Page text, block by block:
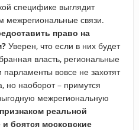
специфике выглядит
связи.
право на
Уверен, что если в них будет
власть, региональные
вовсе не захотят
но наоборот – примутся
межрегиональную
реальной
боятся московские